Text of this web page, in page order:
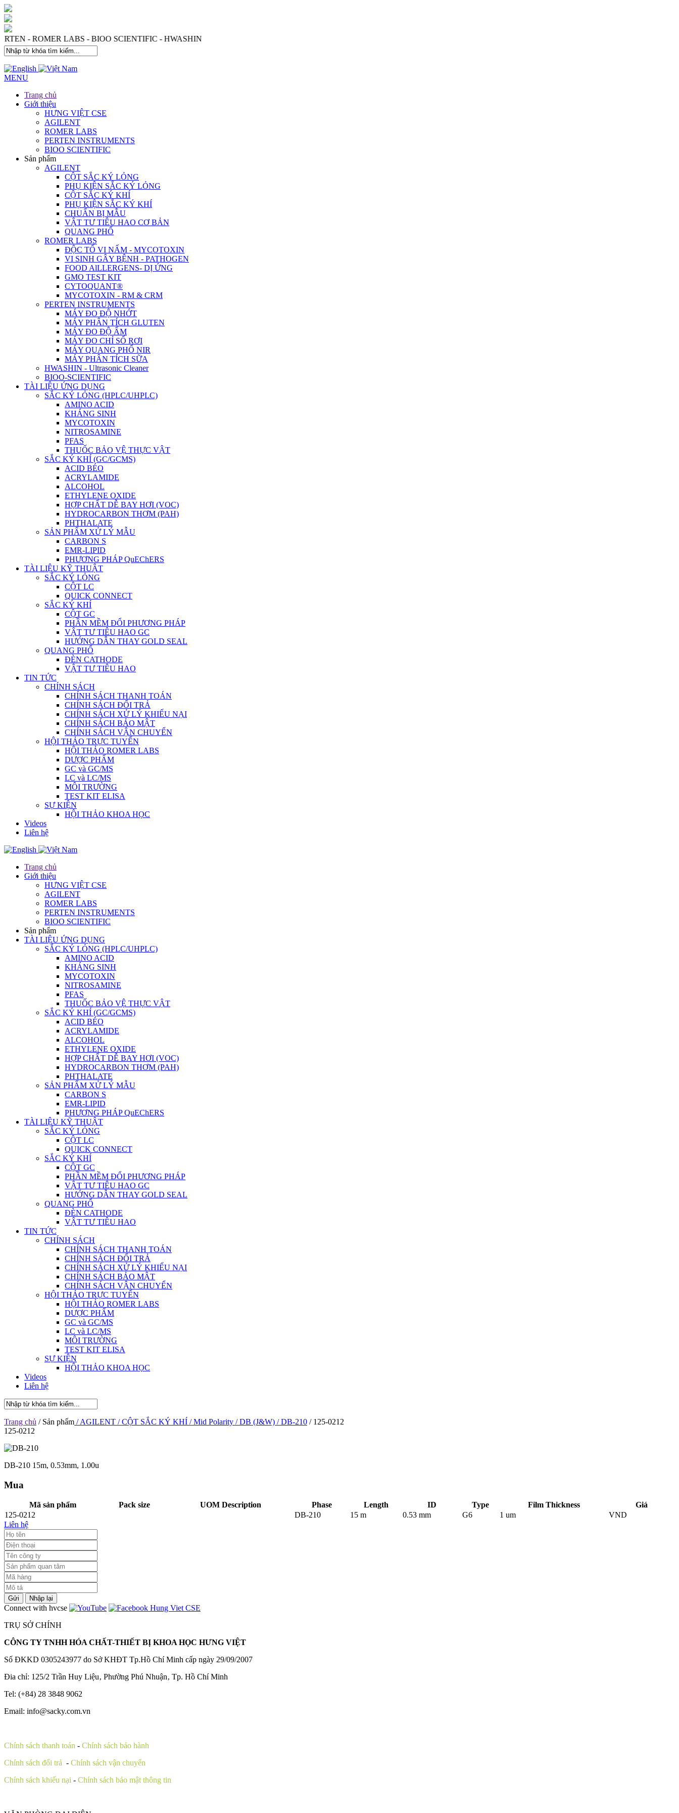
- PERTEN - ROMER LABS - BIOO SCIENTIFIC - HWASHIN
MENU
Trang chủ
Giới thiệu
HƯNG VIỆT CSE
AGILENT
ROMER LABS
PERTEN INSTRUMENTS
BIOO SCIENTIFIC
Sản phẩm
AGILENT
CỘT SẮC KÝ LỎNG
PHỤ KIỆN SẮC KÝ LỎNG
CỘT SẮC KÝ KHÍ
PHỤ KIỆN SẮC KÝ KHÍ
CHUẨN BỊ MẪU
VẬT TƯ TIÊU HAO CƠ BẢN
QUANG PHỔ
ROMER LABS
ĐỘC TỐ VI NẤM - MYCOTOXIN
VI SINH GÂY BỆNH - PATHOGEN
FOOD AlLLERGENS- DỊ ỨNG
GMO TEST KIT
CYTOQUANT®
MYCOTOXIN - RM & CRM
PERTEN INSTRUMENTS
MÁY ĐO ĐỘ NHỚT
MÁY PHÂN TÍCH GLUTEN
MÁY ĐO ĐỘ ẨM
MÁY ĐO CHỈ SỐ RƠI
MÁY QUANG PHỔ NIR
MÁY PHÂN TÍCH SỮA
HWASHIN - Ultrasonic Cleaner
BIOO-SCIENTIFIC
TÀI LIỆU ỨNG DỤNG
SẮC KÝ LỎNG (HPLC/UHPLC)
AMINO ACID
KHÁNG SINH
MYCOTOXIN
NITROSAMINE
PFAS
THUỐC BẢO VỆ THỰC VẬT
SẮC KÝ KHÍ (GC/GCMS)
ACID BÉO
ACRYLAMIDE
ALCOHOL
ETHYLENE OXIDE
HỢP CHẤT DỄ BAY HƠI (VOC)
HYDROCARBON THƠM (PAH)
PHTHALATE
SẢN PHẨM XỬ LÝ MẪU
CARBON S
EMR-LIPID
PHƯƠNG PHÁP QuEChERS
TÀI LIỆU KỸ THUẬT
SẮC KÝ LỎNG
CỘT LC
QUICK CONNECT
SẮC KÝ KHÍ
CỘT GC
PHẦN MỀM ĐỔI PHƯƠNG PHÁP
VẬT TƯ TIÊU HAO GC
HƯỚNG DẪN THAY GOLD SEAL
QUANG PHỔ
ĐÈN CATHODE
VẬT TƯ TIÊU HAO
TIN TỨC
CHÍNH SÁCH
CHÍNH SÁCH THANH TOÁN
CHÍNH SÁCH ĐỔI TRẢ
CHÍNH SÁCH XỬ LÝ KHIẾU NẠI
CHÍNH SÁCH BẢO MẬT
CHÍNH SÁCH VẬN CHUYỂN
HỘI THẢO TRỰC TUYẾN
HỘI THẢO ROMER LABS
DƯỢC PHẨM
GC và GC/MS
LC và LC/MS
MÔI TRƯỜNG
TEST KIT ELISA
SỰ KIỆN
HỘI THẢO KHOA HỌC
Videos
Liên hệ
Trang chủ
Giới thiệu
HƯNG VIỆT CSE
AGILENT
ROMER LABS
PERTEN INSTRUMENTS
BIOO SCIENTIFIC
Sản phẩm
TÀI LIỆU ỨNG DỤNG
SẮC KÝ LỎNG (HPLC/UHPLC)
AMINO ACID
KHÁNG SINH
MYCOTOXIN
NITROSAMINE
PFAS
THUỐC BẢO VỆ THỰC VẬT
SẮC KÝ KHÍ (GC/GCMS)
ACID BÉO
ACRYLAMIDE
ALCOHOL
ETHYLENE OXIDE
HỢP CHẤT DỄ BAY HƠI (VOC)
HYDROCARBON THƠM (PAH)
PHTHALATE
SẢN PHẨM XỬ LÝ MẪU
CARBON S
EMR-LIPID
PHƯƠNG PHÁP QuEChERS
TÀI LIỆU KỸ THUẬT
SẮC KÝ LỎNG
CỘT LC
QUICK CONNECT
SẮC KÝ KHÍ
CỘT GC
PHẦN MỀM ĐỔI PHƯƠNG PHÁP
VẬT TƯ TIÊU HAO GC
HƯỚNG DẪN THAY GOLD SEAL
QUANG PHỔ
ĐÈN CATHODE
VẬT TƯ TIÊU HAO
TIN TỨC
CHÍNH SÁCH
CHÍNH SÁCH THANH TOÁN
CHÍNH SÁCH ĐỔI TRẢ
CHÍNH SÁCH XỬ LÝ KHIẾU NẠI
CHÍNH SÁCH BẢO MẬT
CHÍNH SÁCH VẬN CHUYỂN
HỘI THẢO TRỰC TUYẾN
HỘI THẢO ROMER LABS
DƯỢC PHẨM
GC và GC/MS
LC và LC/MS
MÔI TRƯỜNG
TEST KIT ELISA
SỰ KIỆN
HỘI THẢO KHOA HỌC
Videos
Liên hệ
Trang chủ / Sản phẩm / AGILENT / CỘT SẮC KÝ KHÍ / Mid Polarity / DB (J&W) / DB-210 / 125-0212
125-0212
DB-210 15m, 0.53mm, 1.00u
Mua
Mã sản phẩm Pack size UOM Description Phase Length ID Type Film Thickness
Giá
125-0212
DB-210 15 m 0.53 mm G6 1 um
VND
Liên hệ
Gửi Nhập lại
Connect with hvcse
TRỤ SỞ CHÍNH
CÔNG TY TNHH HÓA CHẤT-THIẾT BỊ KHOA HỌC HƯNG VIỆT
Số ĐKKD 0305243977 do Sở KHĐT Tp.Hồ Chí Minh cấp ngày 29/09/2007
Đia chỉ: 125/2 Trần Huy Liệu‚ Phường Phú Nhuận‚ Tp. Hồ Chí Minh
Tel: (+84) 28 3848 9062
Email: info@sacky.com.vn
Chính sách thanh toán - Chính sách bảo hành
Chính sách đổi trả - Chính sách vận chuyển
Chính sách khiếu nại - Chính sách bảo mật thông tin